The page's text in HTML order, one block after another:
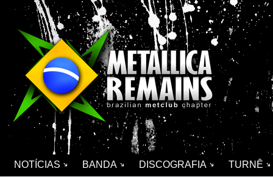
NOTÍCIAS BANDA DISCOGRAFIA TURNÊ